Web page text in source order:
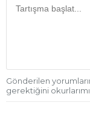
Gönderilen
gerektiğini